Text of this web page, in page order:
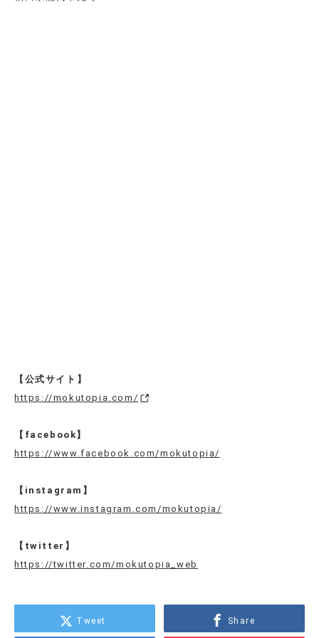
【公式サイト】
https://mokutopia.com/
【facebook】
https://www.facebook.com/mokutopia/
【instagram】
https://www.instagram.com/mokutopia/
【twitter】
https://twitter.com/mokutopia_web
Tweet Share